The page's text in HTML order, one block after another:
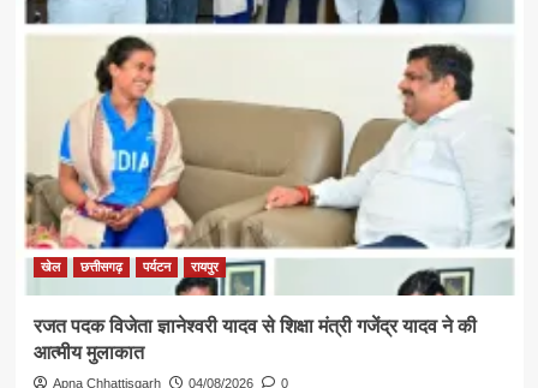
पर्यटन
एवं
संस्कृति
मंत्री
श्री
राजेश
अग्रवाल
की
पहल
से
सरगुजा
संभाग
श्रद्धालु
भारत
गौरव
खेल छत्तीसगढ़ पर्यटन रायपुर
रजत पदक विजेता ज्ञानेश्वरी यादव से शिक्षा मंत्री गजेंद्र यादव ने की
आत्मीय मुलाकात
Apna Chhattisgarh 04/08/2026 0